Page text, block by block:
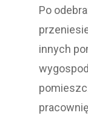
Po
innych